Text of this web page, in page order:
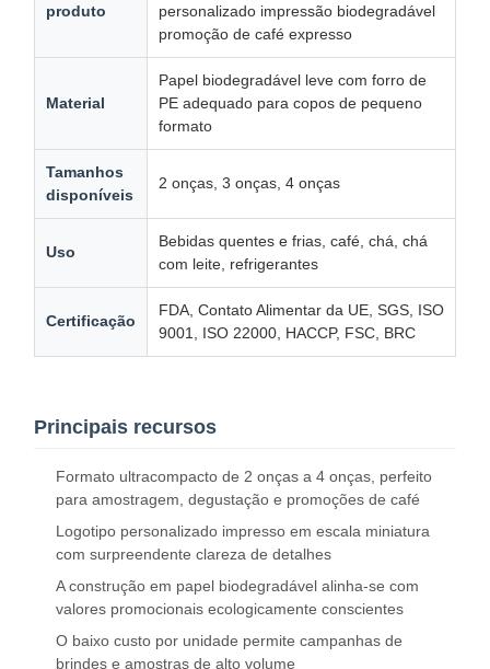
produto
personalizado impressão biodegradável
promoção de café expresso
Material
Papel biodegradável leve com forro de
PE adequado para copos de pequeno
formato
Tamanhos
disponíveis
2 onças, 3 onças, 4 onças
Uso
Bebidas quentes e frias, café, chá, chá
com leite, refrigerantes
Certificação
FDA, Contato Alimentar da UE, SGS, ISO
9001, ISO 22000, HACCP, FSC, BRC
Principais recursos
Formato ultracompacto de 2 onças a 4 onças, perfeito
para amostragem, degustação e promoções de café
Logotipo personalizado impresso em escala miniatura
com surpreendente clareza de detalhes
A construção em papel biodegradável alinha-se com
valores promocionais ecologicamente conscientes
O baixo custo por unidade permite campanhas de
brindes e amostras de alto volume